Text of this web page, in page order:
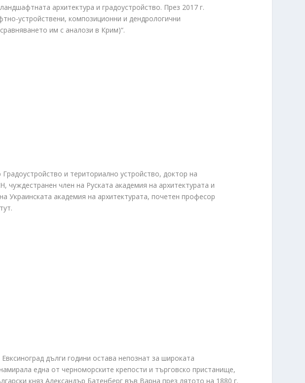
архитектура и градоустройство. През 2017 г.
устройствени, композиционни и дендрологични
им с аналози в Крим)“.
и териториално устройство, доктор на
чуждестранен член на Руската академия на архитектурата и
Украинската академия на архитектурата, почетен професор
дълги години остава непознат за широката
една от черноморските крепости и търговско пристанище,
княз Александър Батенберг във Варна през лятото на 1880 г.